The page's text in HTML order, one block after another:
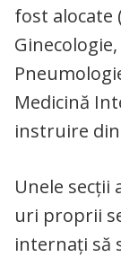
fost alocate
Medicină
instruire
Unele secții
uri proprii
internați să